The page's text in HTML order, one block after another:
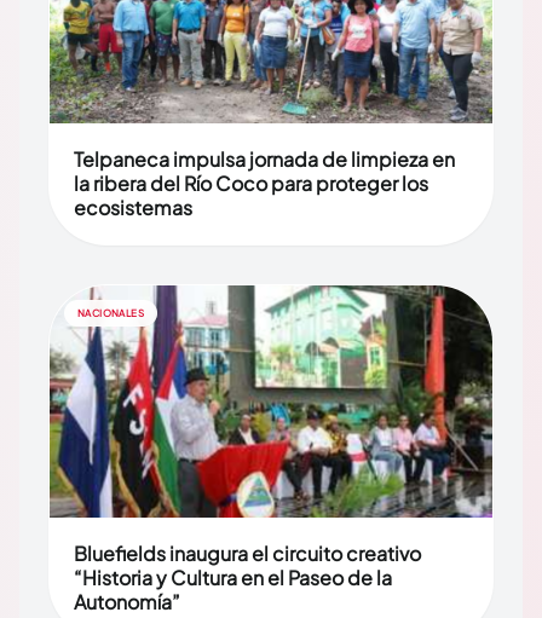
Telpaneca impulsa jornada de limpieza en
la ribera del Río Coco para proteger los
ecosistemas
NACIONALES
Bluefields inaugura el circuito creativo
“Historia y Cultura en el Paseo de la
Autonomía”